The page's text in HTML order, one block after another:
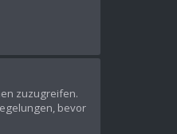
zuzugreifen.
bevor